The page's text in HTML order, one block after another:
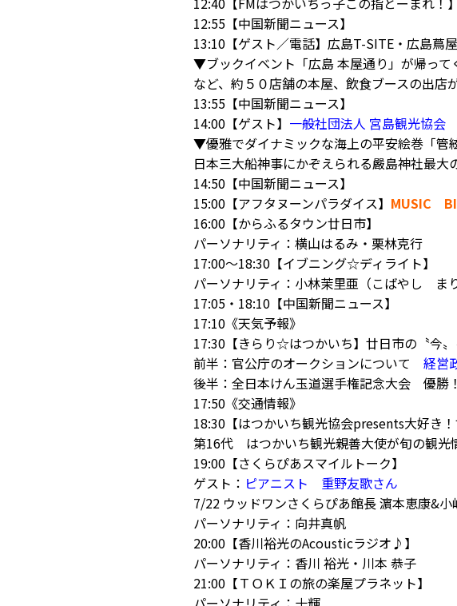
12:55【中国新聞ニュース】
13:10【ゲスト／電話】広島T-SITE・広島
▼ブックイベント「広島 本屋通り」が帰っ
など、約５０店舗の本屋、飲食ブースの出
13:55【中国新聞ニュース】
14:00【ゲスト】 一般社団法人 宮島観光協会
▼優雅でダイナミックな海上の平安絵巻「管
日本三大船神事にかぞえられる嚴島神社最
14:50【中国新聞ニュース】
15:00【アフタヌーンパラダイス】 MUSIC
16:00【からふるタウン廿日市】
パーソナリティ：横山はるみ・栗林克行
17:00～18:30【イブニング☆ディライト】
パーソナリティ：小林茉里亜（こばやし まり
17:05・18:10【中国新聞ニュース】
17:10《天気予報》
17:30【きらり☆はつかいち】廿日市の〝今
前半：官公庁のオークションについて 経営
後半：全日本けん玉道選手権記念大会 優勝
17:50《交通情報》
18:30【はつかいち観光協会presents大好き
第16代 はつかいち観光親善大使が旬の観光
19:00【さくらぴあスマイルトーク】
ゲスト： ピアニスト 重野友歌さん
7/22 ウッドワンさくらぴあ館長 濵本恵康&
パーソナリティ：向井真帆
20:00【香川裕光のAcousticラジオ♪】
パーソナリティ ：香川 裕光・川本 恭子
21:00【ＴＯＫＩの旅の楽屋プラネット】